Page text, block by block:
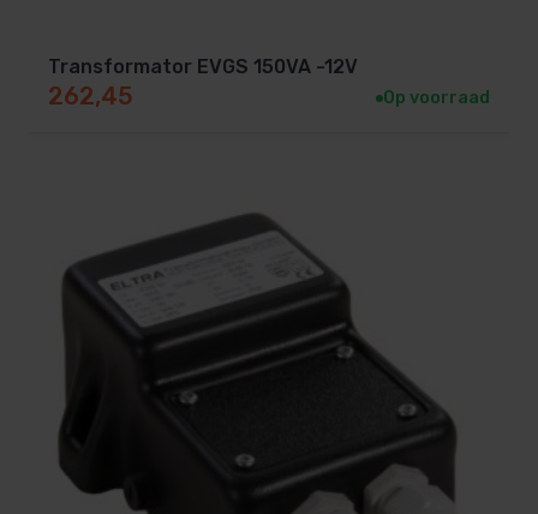
Transformator EVGS 150VA -12V
262,45 Op voorraad